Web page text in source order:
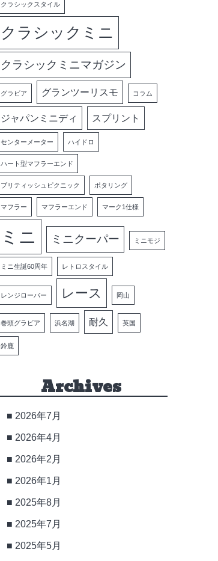
クラシックスタイル
クラシックミニ
クラシックミニマガジン
グラビア グランツーリスモ コラム
ジャパンミニディ スプリント
センターメーター ハイドロ
ハート型マフラーエンド
ブリティッシュピクニック ポタリング
マフラー マフラーエンド マーク1仕様
ミニ ミニクーパー ミニモジ
ミニ生誕60周年 レトロスタイル
レンジローバー レース 岡山
巻頭グラビア 浜名湖 耐久 英国
鈴鹿
Archives
2026年7月
2026年4月
2026年2月
2026年1月
2025年8月
2025年7月
2025年5月